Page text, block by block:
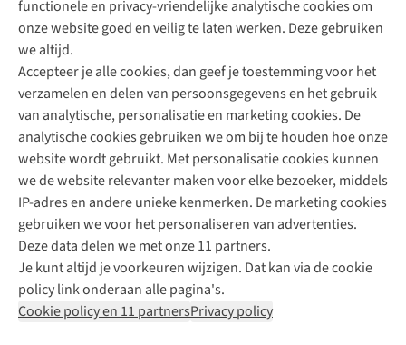
functionele en privacy-vriendelijke analytische cookies om
onze website goed en veilig te laten werken. Deze gebruiken
we altijd.
Accepteer je alle cookies, dan geef je toestemming voor het
verzamelen en delen van persoonsgegevens en het gebruik
van analytische, personalisatie en marketing cookies. De
analytische cookies gebruiken we om bij te houden hoe onze
website wordt gebruikt. Met personalisatie cookies kunnen
we de website relevanter maken voor elke bezoeker, middels
IP-adres en andere unieke kenmerken. De marketing cookies
gebruiken we voor het personaliseren van advertenties.
Deze data delen we met onze 11 partners.
Je kunt altijd je voorkeuren wijzigen. Dat kan via de cookie
policy link onderaan alle pagina's.
Cookie policy en 11 partnersPrivacy policy
Direct advies van een Buitenexpert
+31 (0)85 888 50 88
+31 6 12 28 49 80
Contactformulier